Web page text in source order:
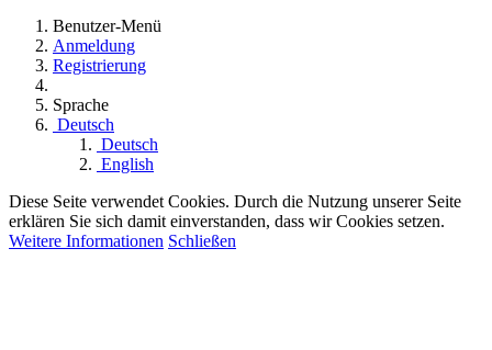
Benutzer-Menü
Anmeldung
Registrierung
Sprache
Deutsch
Deutsch
English
Diese Seite verwendet Cookies. Durch die Nutzung unserer Seite
erklären Sie sich damit einverstanden, dass wir Cookies setzen.
Weitere Informationen Schließen